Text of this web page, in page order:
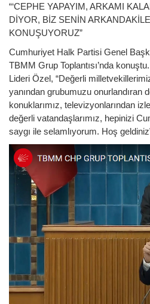
“‘CEPHE YAPAYIM, ARKAMI
DİYOR, BİZ SENİN
KONUŞUYORUZ”
Cumhuriyet Halk Partisi Genel
TBMM Grup Toplantısı’nda
Lideri Özel, “Değerli
yanından grubumuzu onurlandıran
konuklarımız, televizyonlarından
değerli vatandaşlarımız, hepinizi
saygı ile selamlıyorum. Hoş